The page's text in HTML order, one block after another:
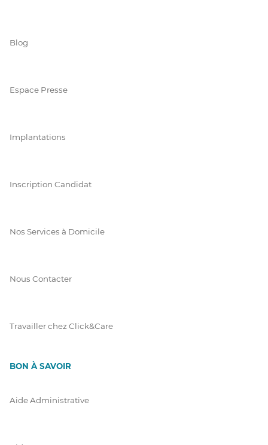
Blog
Espace Presse
Implantations
Inscription Candidat
Nos Services à Domicile
Nous Contacter
Travailler chez Click&Care
BON À SAVOIR
Aide Administrative